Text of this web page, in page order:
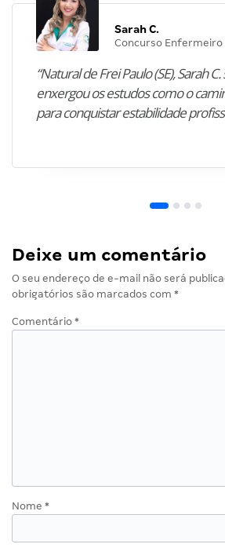
Sarah C.
Concurso Enfermeiro
“Natural de Frei Paulo (SE), Sarah
enxergou os estudos como o
para conquistar estabilidade
Deixe um comentário
O seu endereço de e-mail não será
obrigatórios são marcados com *
Comentário *
Nome *